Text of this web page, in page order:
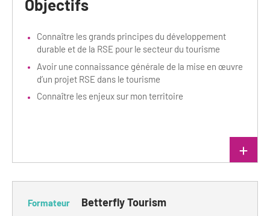
Clientèles lointaines
Clientèles spécifiques
Etudes et enquêtes
Repères annuel
La liste des OT d'Île-de-France
APIDAE
Formations
Formations OT
Matinales
Restaurants impressionnistes
Hébergements impressionnistes
Offre culturelle impressionniste
Offre de la destination
Croisiéristes/Bateaux
Objectifs
Connaître les grands principes du développement
durable et de la RSE pour le secteur du tourisme
Avoir une connaissance générale de la mise en œuvre
d’un projet RSE dans le tourisme
Connaître les enjeux sur mon territoire
Formateur Betterfly Tourism